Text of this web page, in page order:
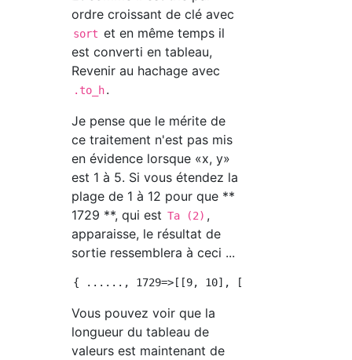
ordre croissant de clé avec
sort et en même temps il
est converti en tableau,
Revenir au hachage avec
.to_h.
Je pense que le mérite de
ce traitement n'est pas mis
en évidence lorsque «x, y»
est 1 à 5. Si vous étendez la
plage de 1 à 12 pour que **
1729 **, qui est Ta (2) ,
apparaisse, le résultat de
sortie ressemblera à ceci ...
Vous pouvez voir que la
longueur du tableau de
valeurs est maintenant de